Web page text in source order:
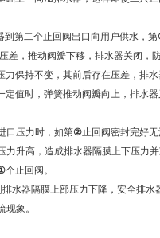
到第二个止回阀出口向用户供水，第
差，推动阀瓣下移，排水器关闭，
保持不变，其前后存在压差，排水
值时，弹簧推动阀瓣向上，排水
口压力时，如第②止回阀密封完好
力升高，造成排水器隔膜上下压力
个止回阀。
水器隔膜上部压力下降，安全排
象。